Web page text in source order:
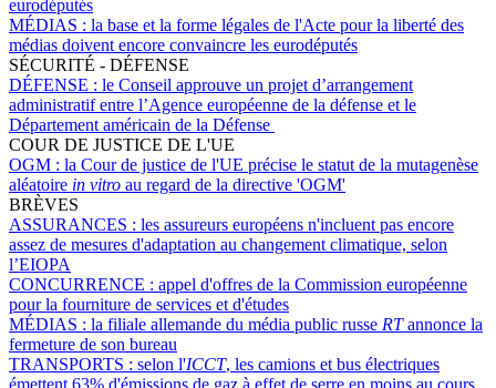
eurodéputés
MÉDIAS : la base et la forme légales de l'Acte pour la liberté des
médias doivent encore convaincre les eurodéputés
SÉCURITÉ - DÉFENSE
DÉFENSE : le Conseil approuve un projet d’arrangement
administratif entre l’Agence européenne de la défense et le
Département américain de la Défense
COUR DE JUSTICE DE L'UE
OGM : la Cour de justice de l'UE précise le statut de la mutagenèse
aléatoire in vitro au regard de la directive 'OGM'
BRÈVES
ASSURANCES : les assureurs européens n'incluent pas encore
assez de mesures d'adaptation au changement climatique, selon
l’EIOPA
CONCURRENCE : appel d'offres de la Commission européenne
pour la fourniture de services et d'études
MÉDIAS : la filiale allemande du média public russe RTannonce la
fermeture de son bureau
TRANSPORTS : selon l'ICCT, les camions et bus électriques
émettent 63% d'émissions de gaz à effet de serre en moins au cours